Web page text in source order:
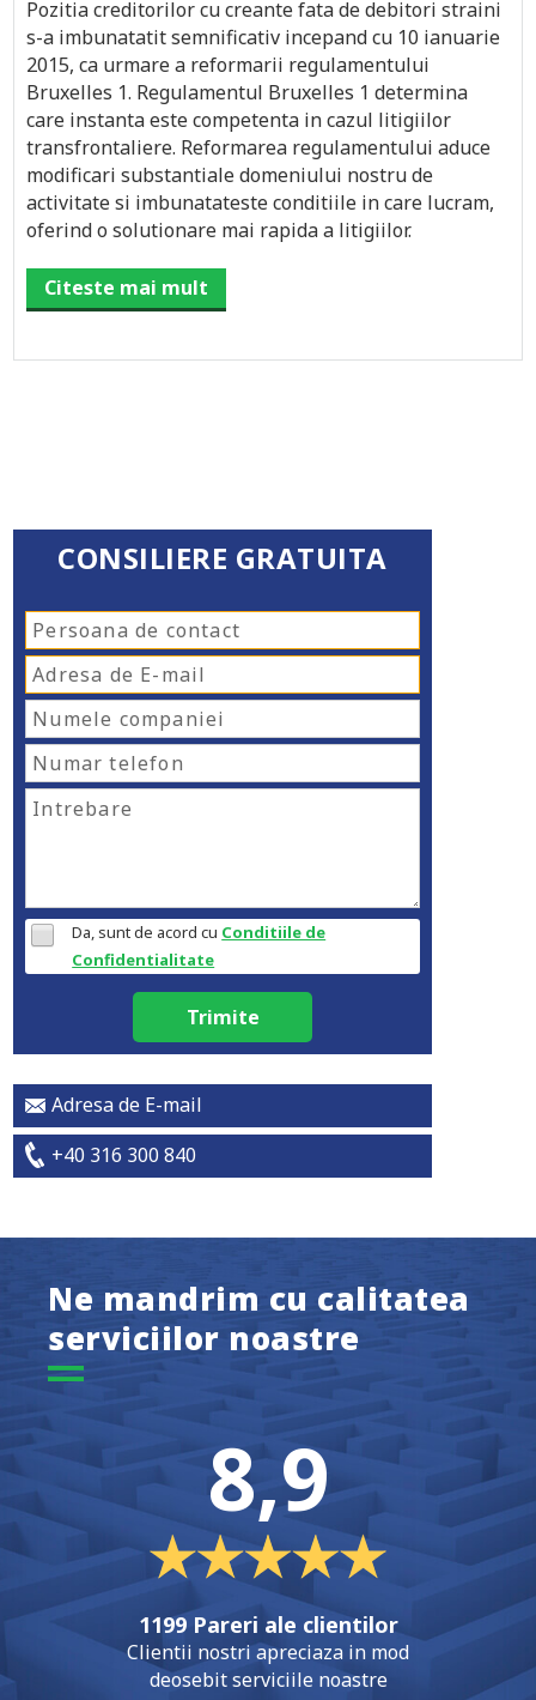
Pozitia creditorilor cu creante fata de debitori straini
s-a imbunatatit semnificativ incepand cu 10 ianuarie
2015, ca urmare a reformarii regulamentului
Bruxelles 1. Regulamentul Bruxelles 1 determina
care instanta este competenta in cazul litigiilor
transfrontaliere. Reformarea regulamentului aduce
modificari substantiale domeniului nostru de
activitate si imbunatateste conditiile in care lucram,
oferind o solutionare mai rapida a litigiilor.
Citeste mai mult
CONSILIERE GRATUITA
Da, sunt de acord cu Conditiile de
Confidentialitate
Trimite
Adresa de E-mail
+40 316 300 840
Ne mandrim cu calitatea
serviciilor noastre
8,9
1199 Pareri ale clientilor
Clientii nostri apreciaza in mod
deosebit serviciile noastre